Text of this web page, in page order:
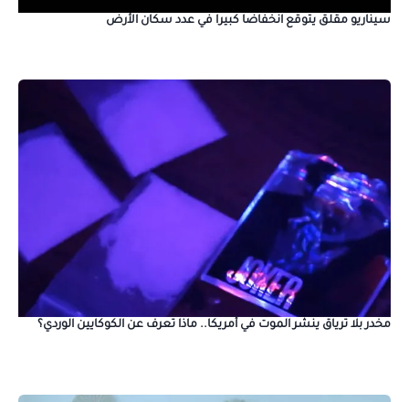
سيناريو مقلق يتوقع انخفاضا كبيرا في عدد سكان الأرض
مخدر بلا ترياق ينشر الموت في أمريكا.. ماذا تعرف عن الكوكايين الوردي؟